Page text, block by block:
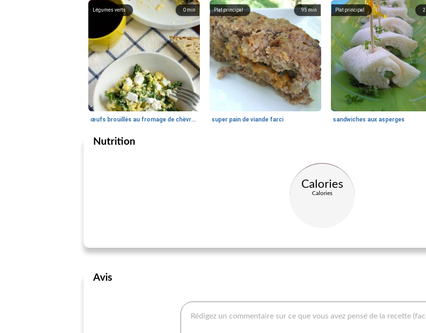
0 min
Légumes verts
œufs brouillés au fromage de chèvre, au yaourt grec et aux légumes verts
95min
Plat principal
super pain de viande farci
Plat principal
sandwiches aux asperges
Nutrition
Calories
Calories
Avis